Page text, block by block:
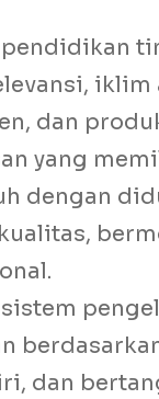
iklim
dan
yang
dengan
dan